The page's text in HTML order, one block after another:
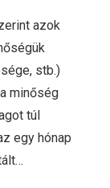
azok
stb.)
minőség
túl
egy hónap